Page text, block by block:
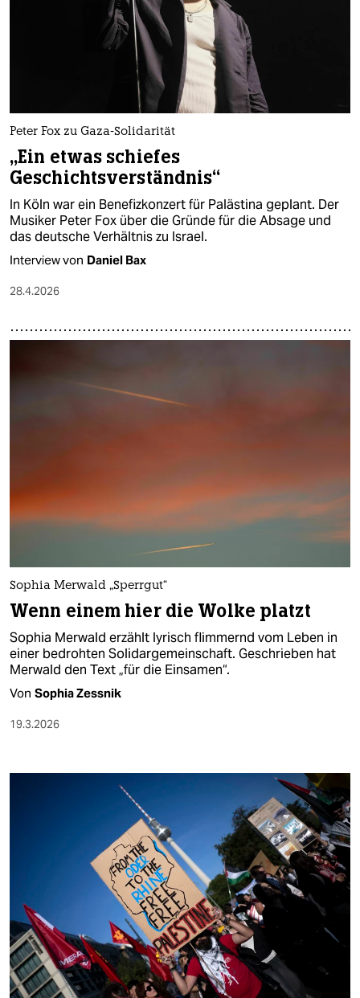
Peter Fox zu Gaza-Solidarität
„Ein etwas schiefes
Geschichtsverständnis“
In Köln war ein Benefizkonzert für Palästina geplant. Der
Musiker Peter Fox über die Gründe für die Absage und
das deutsche Verhältnis zu Israel.
Interview von Daniel Bax
28.4.2026
Sophia Merwald „Sperrgut“
Wenn einem hier die Wolke platzt
Sophia Merwald erzählt lyrisch flimmernd vom Leben in
einer bedrohten Solidargemeinschaft. Geschrieben hat
Merwald den Text „für die Einsamen“.
Von Sophia Zessnik
19.3.2026